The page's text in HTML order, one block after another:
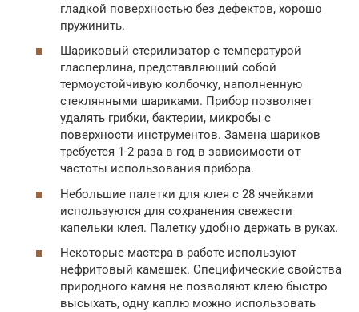
гладкой поверхностью без дефектов, хорошо
пружинить.
Шариковый стерилизатор с температурой
гласперлина, представляющий собой
термоустойчивую колбочку, наполненную
стеклянными шариками. Прибор позволяет
удалять грибки, бактерии, микробы с
поверхности инструментов. Замена шариков
требуется 1-2 раза в год в зависимости от
частоты использования прибора.
Небольшие палетки для клея с 28 ячейками
используются для сохранения свежести
капельки клея. Палетку удобно держать в руках.
Некоторые мастера в работе используют
нефритовый камешек. Специфические свойства
природного камня не позволяют клею быстро
высыхать, одну каплю можно использовать